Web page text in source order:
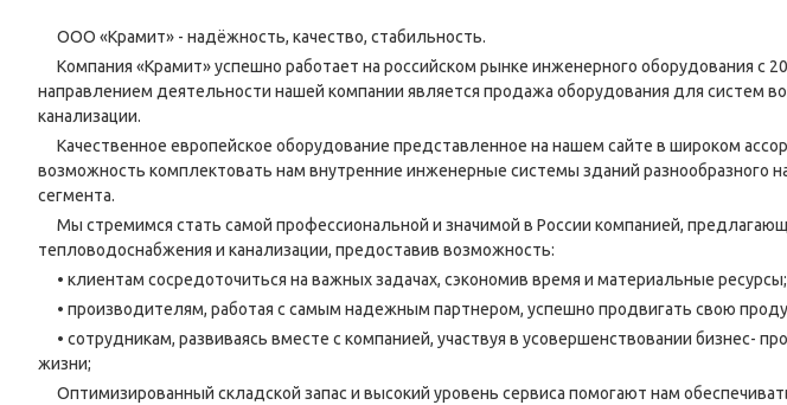
ООО «Крамит» - надёжность, качество, стабильность.
Компания «Крамит» успешно работает на российском рынке инженерного оборудования с
направлением деятельности нашей компании является продажа оборудования для систем
канализации.
Качественное европейское оборудование представленное на нашем сайте в широком
возможность комплектовать нам внутренние инженерные системы зданий разнообразного
сегмента.
Мы стремимся стать самой профессиональной и значимой в России компанией,
тепловодоснабжения и канализации, предоставив возможность:
• клиентам сосредоточиться на важных задачах, сэкономив время и материальные ресурсы;
• производителям, работая с самым надежным партнером, успешно продвигать свою
• сотрудникам, развиваясь вместе с компанией, участвуя в усовершенствовании бизнес-
жизни;
Оптимизированный складской запас и высокий уровень сервиса помогают нам